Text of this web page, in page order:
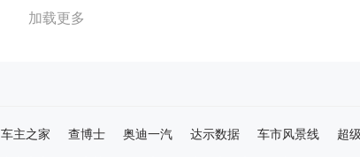
加载更多
车主之家 查博士 奥迪一汽 达示数据 车市风景线 超